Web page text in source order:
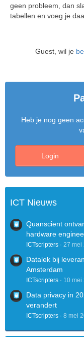
geen probleem, dan
tabellen en voeg je
Guest, wil je
Heb je nog geen
Login
ICT Nieuws
Quanscient
hardware
ICTscripters 27 mei
Datalek bij
Amsterdam
ICTscripters 10 mei
Data privacy in
verandert
ICTscripters 8 mei